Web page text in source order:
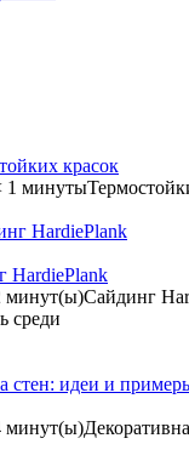
красок
1
HardiePlank
минут(ы)Сайдинг
среди
стен: идеи и